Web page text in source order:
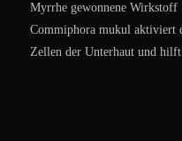
Myrrhe gewonnene Wirkstoff
Commiphora mukul aktiviert
Zellen der Unterhaut und